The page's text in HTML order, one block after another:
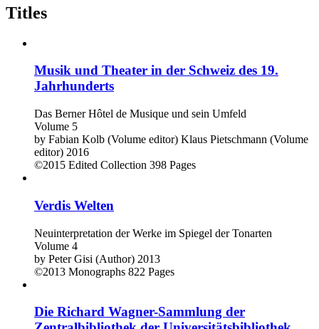
Titles
Musik und Theater in der Schweiz des 19.
Das Berner Hôtel de Musique und sein Umfeld
Volume 5
byFabian Kolb (Volume editor)
editor) 2016
Neuinterpretation der Werke im Spiegel der Tonarten
Volume 4
byPeter Gisi (Author) 2013